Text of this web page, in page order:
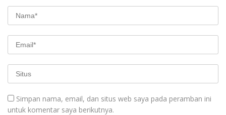
Simpan nama, email, dan situs web saya pada peramban ini
untuk komentar saya berikutnya.